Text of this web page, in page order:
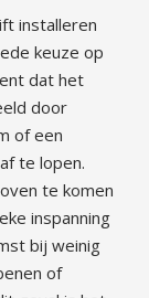
installeren
keuze op
dat het
door
of een
te lopen.
te komen
inspanning
bij weinig
of